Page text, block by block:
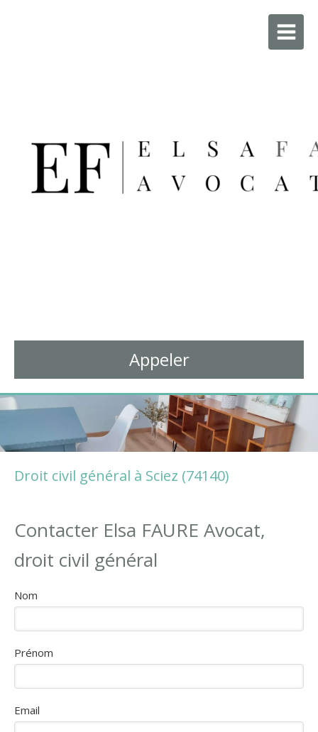
Appeler
Droit civil général à Sciez (74140)
Contacter Elsa FAURE Avocat,
droit civil général
Nom
Prénom
Email